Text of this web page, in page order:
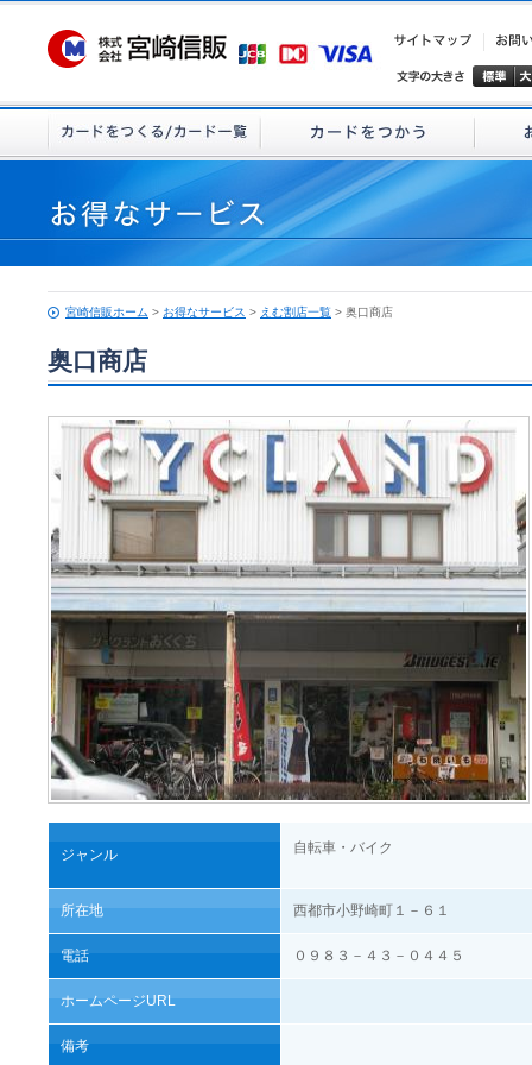
宮崎信販ホーム > お得なサービス > えむ割店一覧 > 奥口商店
奥口商店
ジャンル 自転車・バイク
所在地 西都市小野崎町１－６１
電話 ０９８３－４３－０４４５
ホームページURL
備考